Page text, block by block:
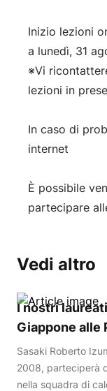
Inizio lezioni
a lunedì, 31
※Vi
lezioni in
In caso di
internet
È possibile
partecipare
Vedi altro
I nostri
Giappone alle
Sasaki Roberto
2008, parteciperà
nella squadra di